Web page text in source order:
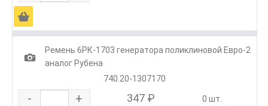
Ä
1
Ремень 6РК-1703 генератора поликлиновой Евро-2
аналог Рубена
740.20-1307170
- + 347 ₽ 0 шт.